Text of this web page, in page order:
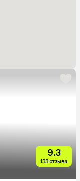
9.3
133 отзыва